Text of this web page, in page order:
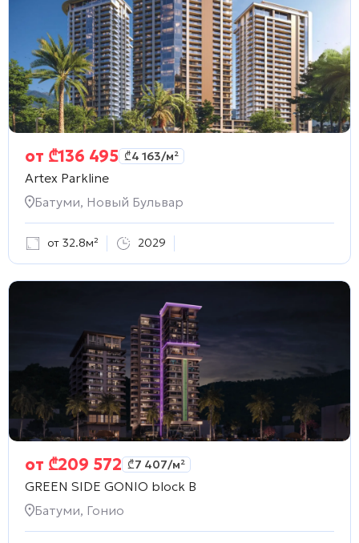
от ₾136 495 ₾4 163/м²
Artex Parkline
Батуми, Новый Бульвар
от 32.8м² 2029
от ₾209 572 ₾7 407/м²
GREEN SIDE GONIO block B
Батуми, Гонио